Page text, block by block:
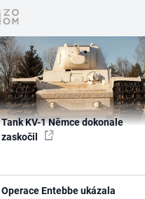
Tank KV-1 Němce dokonale
zaskočil
Operace Entebbe ukázala